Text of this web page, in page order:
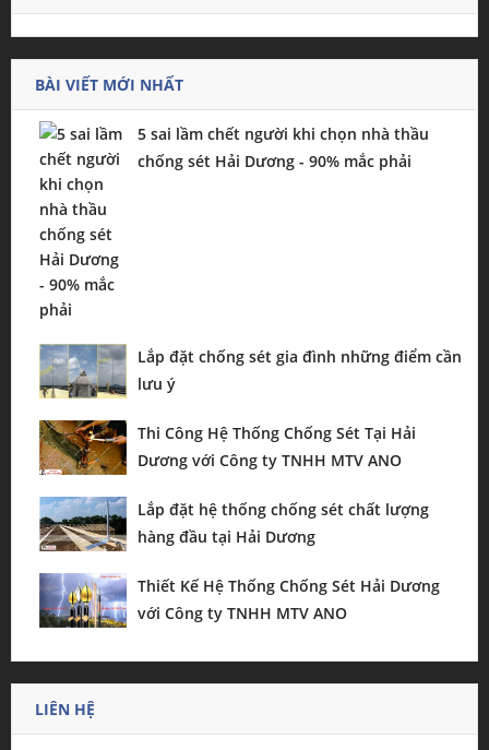
BÀI VIẾT MỚI NHẤT
5 sai lầm chết người khi chọn nhà thầu
chống sét Hải Dương - 90% mắc phải
Lắp đặt chống sét gia đình những điểm cần
lưu ý
Thi Công Hệ Thống Chống Sét Tại Hải
Dương với Công ty TNHH MTV ANO
Lắp đặt hệ thống chống sét chất lượng
hàng đầu tại Hải Dương
Thiết Kế Hệ Thống Chống Sét Hải Dương
với Công ty TNHH MTV ANO
LIÊN HỆ